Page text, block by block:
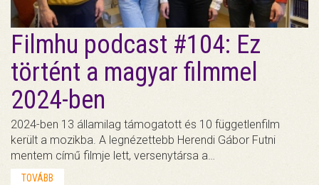
Filmhu podcast #104: Ez
történt a magyar filmmel
2024-ben
2024-ben 13 államilag támogatott és 10 függetlenfilm
került a mozikba. A legnézettebb Herendi Gábor Futni
mentem című filmje lett, versenytársa a…
TOVÁBB